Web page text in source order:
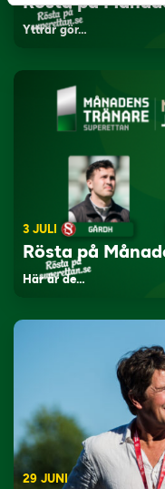
Yttrar gör…
3 JULI
Rösta på
Här är de…
29 JUNI